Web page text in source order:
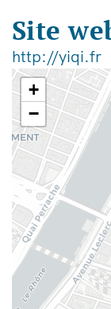
Site
http://yiqi.fr
+
−